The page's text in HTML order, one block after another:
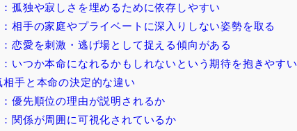
孤独や寂しさを埋めるために依存しやすい
相手の家庭やプライベートに深入りしない姿勢を取る
恋愛を刺激・逃げ場として捉える傾向がある
いつか本命になれるかもしれないという期待を抱きやすい
相手と本命の決定的な違い
優先順位の理由が説明されるか
関係が周囲に可視化されているか